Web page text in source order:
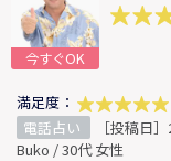
今すぐOK
満足度：
電話占い
［投稿日
Buko / 30代 女性